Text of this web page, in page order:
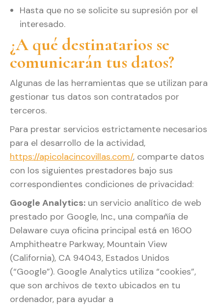
Hasta que no se solicite su supresión por el
interesado.
¿A qué destinatarios se
comunicarán tus datos?
Algunas de las herramientas que se utilizan para
gestionar tus datos son contratados por
terceros.
Para prestar servicios estrictamente necesarios
para el desarrollo de la actividad,
https://apicolacincovillas.com/, comparte datos
con los siguientes prestadores bajo sus
correspondientes condiciones de privacidad:
Google Analytics: un servicio analítico de web
prestado por Google, Inc., una compañía de
Delaware cuya oficina principal está en 1600
Amphitheatre Parkway, Mountain View
(California), CA 94043, Estados Unidos
(“Google”). Google Analytics utiliza “cookies”,
que son archivos de texto ubicados en tu
ordenador, para ayudar a